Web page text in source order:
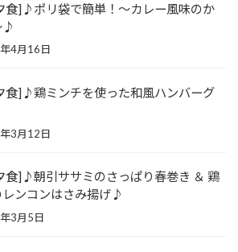
食]♪ポリ袋で簡単！～カレー風味のか
♪
4月16日
食]♪鶏ミンチを使った和風ハンバーグ
3月12日
食]♪朝引ササミのさっぱり春巻き ＆ 鶏
レンコンはさみ揚げ♪
3月5日